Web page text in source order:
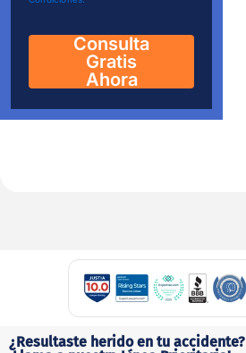
Consulta
Gratis
Ahora
¿Resultaste herido en tu accidente?